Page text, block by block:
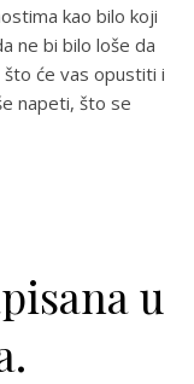
kao bilo koji
ne bi bilo loše da
će vas opustiti i
napeti, što se
u